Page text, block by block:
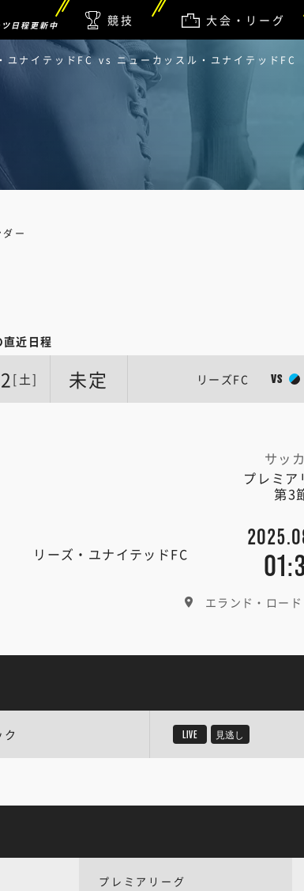
ツ日程更新中 競技 大会・リーグ
ユナイテッドFC vs ニューカッスル・ユナイテッドFC
近日程
[土] 未定 リーズFC VS
サッ
プレミア
第3
リーズ・ユナイテッドFC
エランド・ロード
ー
LIVE 見逃し
プレミアリーグ